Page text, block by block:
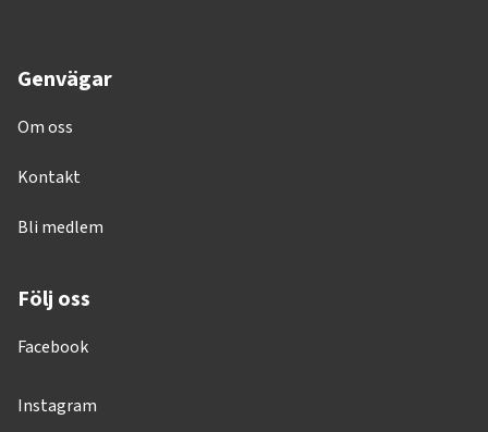
Genvägar
Om oss
Kontakt
Bli medlem
Följ oss
Facebook
Instagram